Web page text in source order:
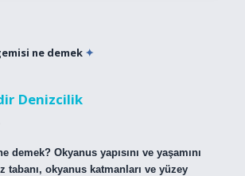
ne demek
Denizcilik
demek? Okyanus yapısını ve yaşamını
tabanı, okyanus katmanları ve yüzey